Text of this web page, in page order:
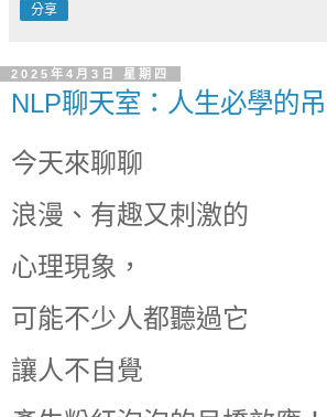
分享
2025年4月3日 星期四
NLP聊天室：人生必學的
今天來聊聊
浪漫、有趣又刺激的
心理現象，
可能不少人都聽過它
讓人不自覺